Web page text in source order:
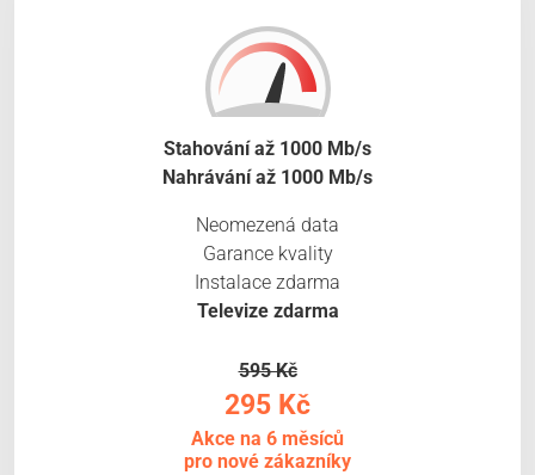
Stahování až 1000 Mb/s
Nahrávání až 1000 Mb/s
Neomezená data
Garance kvality
Instalace zdarma
Televize zdarma
595 Kč
295 Kč
Akce na 6 měsíců
pro nové zákazníky